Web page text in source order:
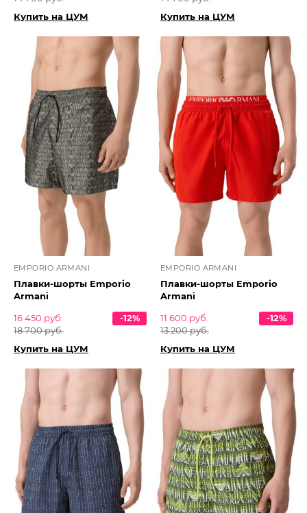
Купить на ЦУМ Купить на ЦУМ
EMPORIO ARMANI
Плавки-шорты Emporio
Armani
16 450 руб.
18 700 руб.
-12%
Купить на ЦУМ
EMPORIO ARMANI
Плавки-шорты Emporio
Armani
11 600 руб.
13 200 руб.
-12%
Купить на ЦУМ